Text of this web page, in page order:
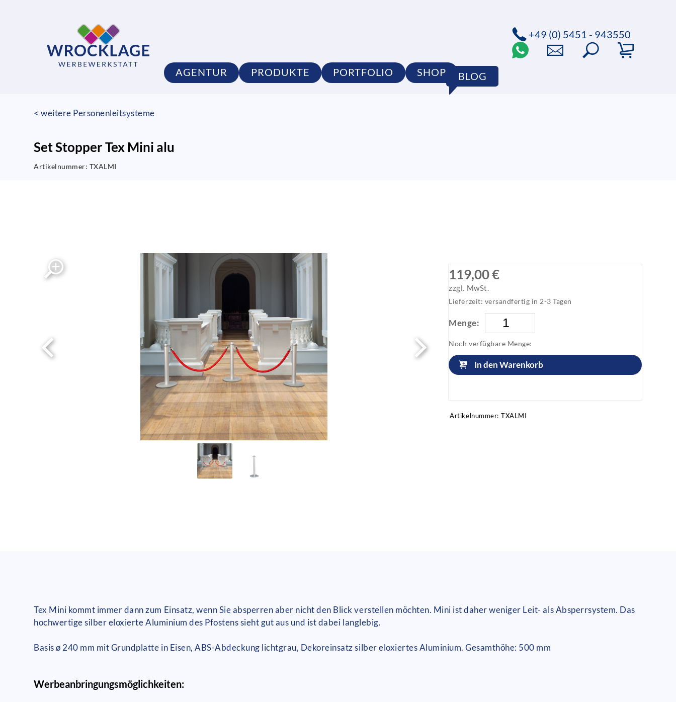
AGENTUR PRODUKTE PORTFOLIO SHOP BLOG
+49 (0) 5451 - 943550
< weitere Personenleitsysteme
Set Stopper Tex Mini alu
Artikelnummer: TXALMI
119,00 €
zzgl. MwSt.
Lieferzeit: versandfertig in 2-3 Tagen
Menge:
Noch verfügbare Menge:
In den Warenkorb
Artikelnummer: TXALMI
Tex Mini kommt immer dann zum Einsatz, wenn Sie absperren aber nicht den Blick verstellen möchten. Mini ist daher weniger Leit- als Absperrsystem. Das
hochwertige silber eloxierte Aluminium des Pfostens sieht gut aus und ist dabei langlebig.
Basis ø 240 mm mit Grundplatte in Eisen, ABS-Abdeckung lichtgrau, Dekoreinsatz silber eloxiertes Aluminium. Gesamthöhe: 500 mm
Werbeanbringungsmöglichkeiten: